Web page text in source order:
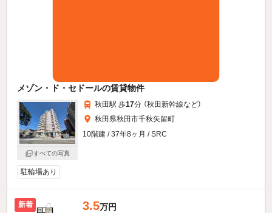
メゾン・ド・セドールの賃貸物件
すべての写真
秋田駅 歩17分 （秋田新幹線など）
秋田県秋田市千秋矢留町
10階建 / 37年8ヶ月 / SRC
駐輪場あり
新着 3.5万円